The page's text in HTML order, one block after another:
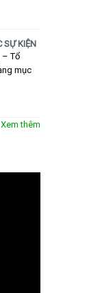
SỰ KIỆN
– Tổ
mục
Xem thêm